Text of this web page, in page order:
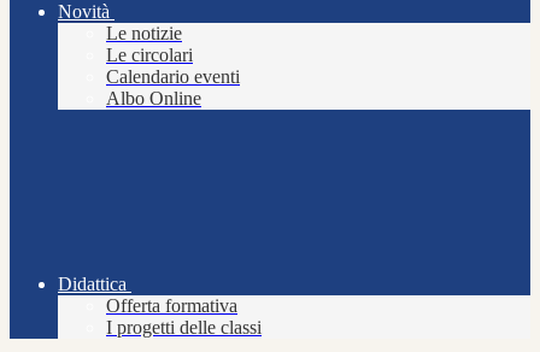
Novità
Le notizie
Le circolari
Calendario eventi
Albo Online
Didattica
Offerta formativa
I progetti delle classi